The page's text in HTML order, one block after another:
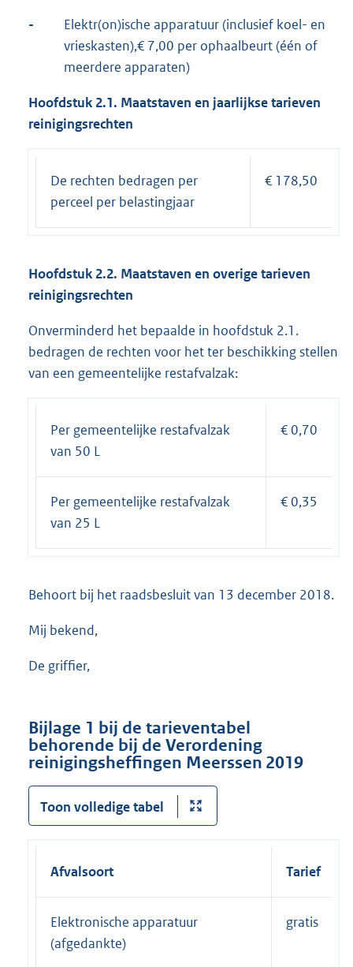
-
Elektr(on)ische apparatuur (inclusief koel- en
vrieskasten),€ 7,00 per ophaalbeurt (één of
meerdere apparaten)
Hoofdstuk 2.1. Maatstaven en jaarlijkse tarieven
reinigingsrechten
De rechten bedragen per
perceel per belastingjaar
€ 178,50
Hoofdstuk 2.2. Maatstaven en overige tarieven
reinigingsrechten
Onverminderd het bepaalde in hoofdstuk 2.1.
bedragen de rechten voor het ter beschikking stellen
van een gemeentelijke restafvalzak:
Per gemeentelijke restafvalzak
van 50 L
€ 0,70
Per gemeentelijke restafvalzak
van 25 L
€ 0,35
Behoort bij het raadsbesluit van 13 december 2018.
Mij bekend,
De griffier,
Bijlage 1 bij de tarieventabel
behorende bij de Verordening
reinigingsheffingen Meerssen 2019
Toon volledige tabel
Afvalsoort Tarief
Elektronische apparatuur
(afgedankte)
gratis